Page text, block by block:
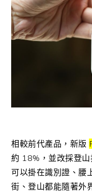
相較前代產品，新版
約 18%，並改採登
可以掛在識別證、腰
街、登山都能隨著外